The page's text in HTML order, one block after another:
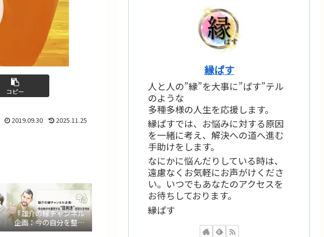
コピー
2019.09.30 2025.11.25
『雄介の縁チャンネル
企画：今の自分を整理
する“目利き”言語化交
縁ぱす
人と人の”縁”を大事に”ぱす”テル
のような
多種多様の人生を応援します。
縁ぱすでは、お悩みに対する原因
を一緒に考え、解決への道へ進む
手助けをします。
なにかに悩んだりしている時は、
遠慮なくお気軽にお声がけくださ
い。いつでもあなたのアクセスを
お待ちしております。
縁ぱす